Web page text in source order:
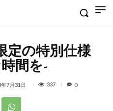
定の特別仕様
間を-
年7月31日 337 0